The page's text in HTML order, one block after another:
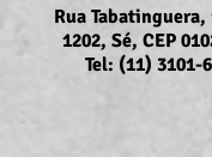
Rua Tabatinguera,
1202, Sé, CEP
Tel: (11) 3101-